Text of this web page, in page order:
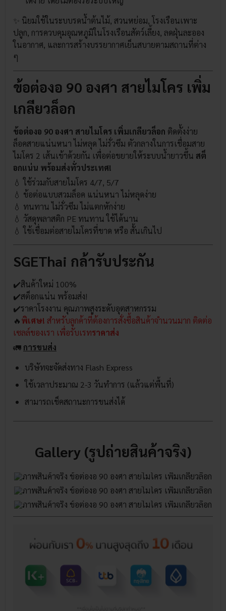
✨ นิยมใช้ในระบบรดน้ำต้นไม้, สวนหย่อม, โรงเรือนเพาะ
ปลูก, การควบคุมอุณหภูมิในโรงเรือนสัตว์เลี้ยง, ลดฝุ่นละออง
ในอากาศ, และการสร้างบรรยากาศเย็นสบายตามสถานที่ต่าง
ๆ
ข้อต่องอ 90 องศา สายไมโคร เพิ่ม
เกลียวล็อก
ข้อต่องอ 90 องศา สายไมโคร เพิ่มเกลียวล็อก ติดตั้งง่าย
ล็อคสายแน่นหนา ไม่หลุด ไม่รั่วซึม ตัวกลางในการเชื่อมสาย
ไมโคร 2 เส้นเข้าด้วยกัน เพื่อต่อขยายให้ระบบน้ำยาวขึ้น สต็
อกแน่น พร้อมส่งทั่วประเทศ!
💧 ใช้ร่วมกับสายไมโคร 4/7, 5/7
💧 ข้อต่อแบบสวมล็อค แน่นหนา ไม่หลุดง่าย
💧 ทนทาน ไม่รั่วซึม ไม่แตกหักง่าย
💧 วัสดุพลาสติก PE ทนทาน ใช้ได้นาน
💧 ใช้เชื่อมต่อสายไมโครที่ขาด หรือ สั้นเกินไป
SGEThai กล้ารับประกัน
✔️สินค้าใหม่ 100%
✔️สต็อกแน่น พร้อมส่ง!
✔️ราคาโรงงาน คุณภาพสูงระดับอุตสาหกรรม
🔥พิเศษ! สำหรับลูกค้าที่ต้องการสั่งซื้อสินค้าจำนวนมาก ติดต่อ
เซลล์ของเรา เพื่อรับเรทราคาส่ง
🚛 การขนส่ง
บริษัทจะจัดส่งทาง Flash Express
ใช้เวลาประมาณ 2-3 วันทำการ (แล้วแต่พื้นที่)
สามารถเช็คสถานะการขนส่งได้
Gallery (รูปถ่ายสินค้าจริง)